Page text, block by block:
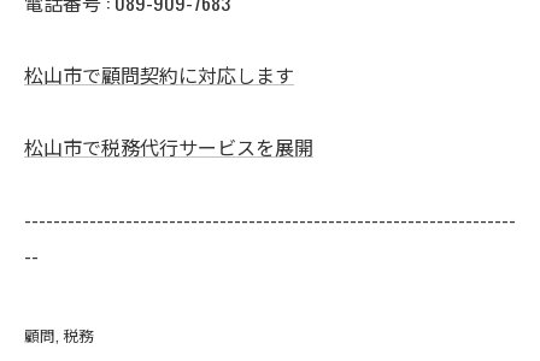
松山市で顧問契約に対応します
松山市で税務代行サービスを展開
--------------------------------------------------------------------
--
顧問 税務